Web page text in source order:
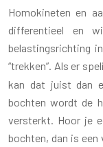
Homokineten en
differentieel en
belastingsrichting
“trekken”. Als er
kan dat juist dan
bochten wordt de
versterkt. Hoor je
bochten, dan is